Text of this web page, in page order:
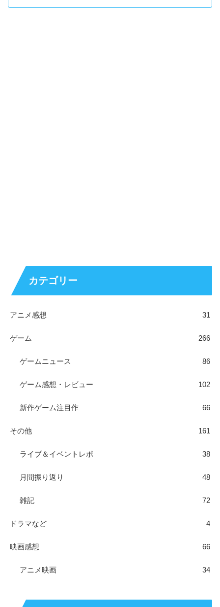
カテゴリー
アニメ感想 31
ゲーム 266
ゲームニュース 86
ゲーム感想・レビュー 102
新作ゲーム注目作 66
その他 161
ライブ＆イベントレポ 38
月間振り返り 48
雑記 72
ドラマなど 4
映画感想 66
アニメ映画 34